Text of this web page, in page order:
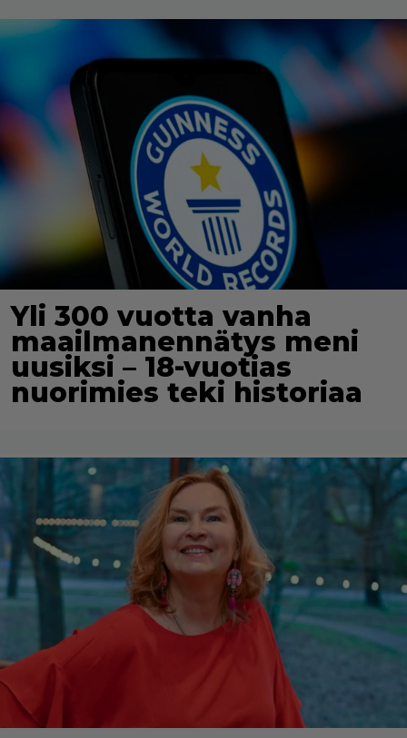
Yli 300 vuotta vanha
maailmanennätys meni
uusiksi – 18-vuotias
nuorimies teki historiaa